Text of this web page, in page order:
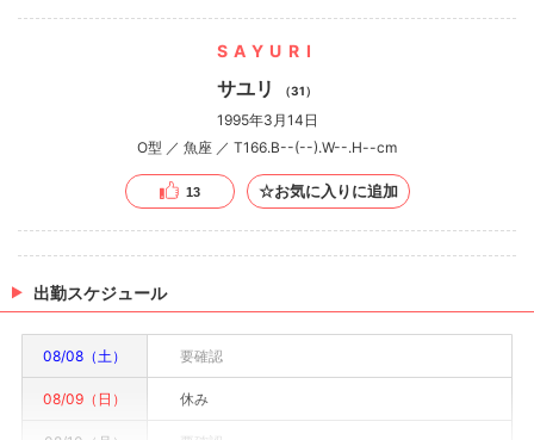
SAYURI
サユリ （31）
1995年3月14日
O型 ／ 魚座 ／ T166.B--(--).W--.H--cm
13 ☆お気に入りに追加
出勤スケジュール
08/08（土） 要確認
08/09（日） 休み